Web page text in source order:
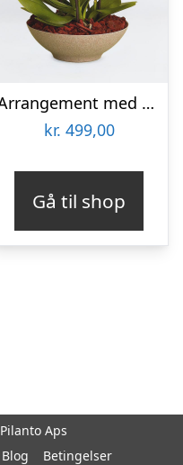
Arrangement med orkideer
kr. 499,00
Gå til shop
Aps
Blog Betingelser